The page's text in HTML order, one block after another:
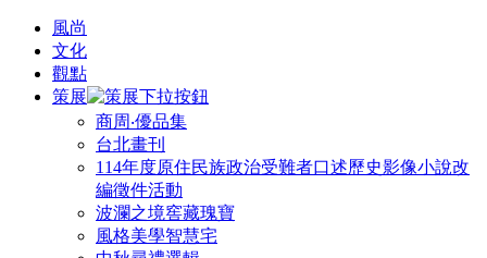
風尚
文化
觀點
策展
商周‧優品集
台北畫刊
114年度原住民族政治受難者口述歷史影像小說改
編徵件活動
波瀾之境窖藏瑰寶
風格美學智慧宅